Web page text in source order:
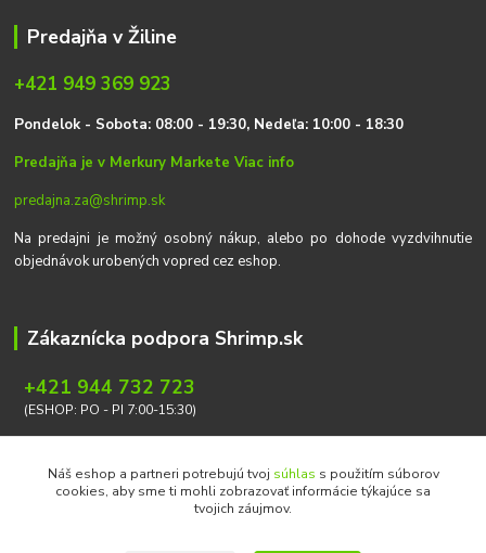
Predajňa v Žiline
+421 949 369 923
Pondelok - Sobota: 08:00 - 19:30, Nedeľa: 10:00 - 18:30
Predajňa je v Merkury MarketeViac info
predajna.za@shrimp.sk
Na predajni je možný osobný nákup, alebo po dohode vyzdvihnutie
objednávok urobených vopred cez eshop.
Zákaznícka podpora Shrimp.sk
+421 944 732 723
(ESHOP: PO - PI 7:00-15:30)
Náš eshop a partneri potrebujú tvoj súhlas s použitím súborov
cookies, aby sme ti mohli zobrazovať informácie týkajúce sa
tvojich záujmov.